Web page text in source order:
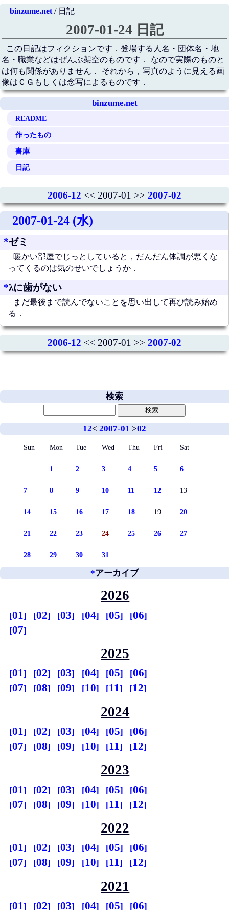
binzume.net/ 日記
2007-01-24 日記
この日記はフィクションです．登場する人名・団体名・地
名・職業などはぜんぶ架空のものです． なので実際のものと
は何も関係がありません． それから，写真のように見える画
像はＣＧもしくは念写によるものです．
binzume.net
README
作ったもの
書庫
日記
2006-12 << 2007-01 >> 2007-02
2007-01-24 (水)
*ゼミ
暖かい部屋でじっとしていると，だんだん体調が悪くな
ってくるのは気のせいでしょうか．
*λに歯がない
まだ最後まで読んでないことを思い出して再び読み始め
る．
2006-12 << 2007-01 >> 2007-02
検索
12< 2007-01 >02
Sun Mon Tue Wed Thu Fri Sat
1 2 3 4 5 6
7 8 9 10 11 12 13
14 15 16 17 18 19 20
21 22 23 24 25 26 27
28 29 30 31
*アーカイブ
2026
01 02 03 04 05
06
07
2025
01 02 03 04 05
06
07
08 09 10 11 12
2024
01 02 03 04 05
06
07
08 09 10 11 12
2023
01 02 03 04 05
06
07
08 09 10 11 12
2022
01 02 03 04 05
06
07
08 09 10 11 12
2021
01 02 03 04 05
06